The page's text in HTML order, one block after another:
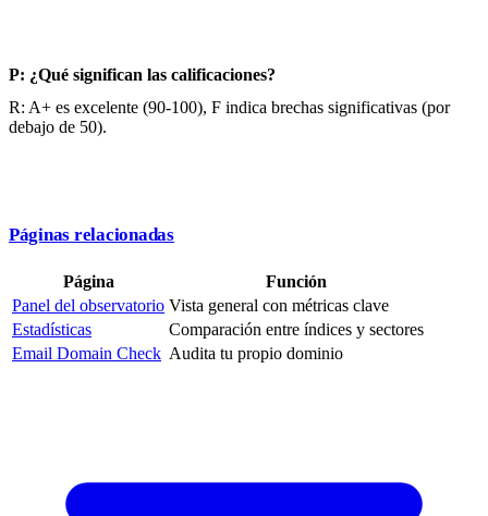
P: ¿Qué significan las calificaciones?
R: A+ es excelente (90-100), F indica brechas significativas (por
debajo de 50).
Páginas relacionadas
Página
Función
Panel del observatorio Vista general con métricas clave
Estadísticas
Comparación entre índices y sectores
Email Domain Check Audita tu propio dominio